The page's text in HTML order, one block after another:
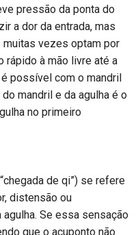
pressão da ponta do
a dor da entrada, mas
vezes optam por
rápido à mão livre até a
possível com o mandril
mandril e da agulha é o
no primeiro
de qi”) se refere
distensão ou
Se essa sensação
que o acuponto não